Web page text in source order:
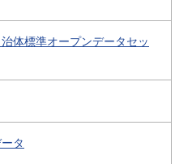
体標準オープンデータセッ
タ